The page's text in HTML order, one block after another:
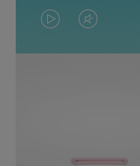
DAS
VIDEO
IST